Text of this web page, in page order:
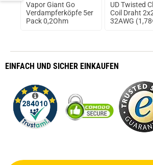
Vapor Giant Go
Verdampferköpfe 5er
Pack 0,2Ohm
UD Twisted
Coil Draht
32AWG
EINFACH UND SICHER EINKAUFEN